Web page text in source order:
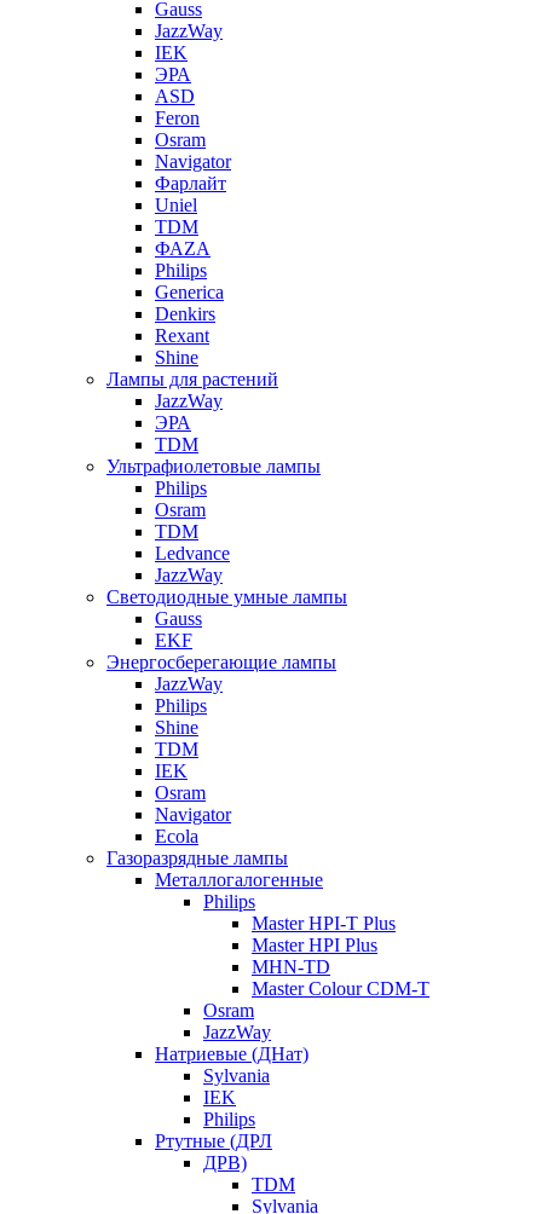
Gauss
JazzWay
IEK
ЭРА
ASD
Feron
Osram
Navigator
Фарлайт
Uniel
TDM
ФАZА
Philips
Generica
Denkirs
Rexant
Shine
Лампы для растений
JazzWay
ЭРА
TDM
Ультрафиолетовые лампы
Philips
Osram
TDM
Ledvance
JazzWay
Светодиодные умные лампы
Gauss
EKF
Энергосберегающие лампы
JazzWay
Philips
Shine
TDM
IEK
Osram
Navigator
Ecola
Газоразрядные лампы
Металлогалогенные
Philips
Master HPI-T Plus
Master HPI Plus
MHN-TD
Master Colour CDM-T
Osram
JazzWay
Натриевые (ДНат)
Sylvania
IEK
Philips
Ртутные (ДРЛ
ДРВ)
TDM
Sylvania